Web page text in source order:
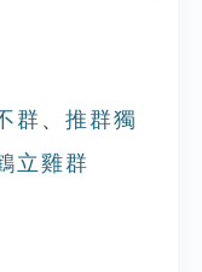
群 、 推群獨
立雞群